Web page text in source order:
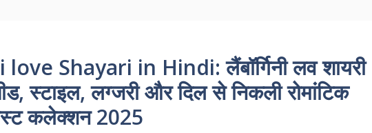
Shayari in Hindi: लैंबॉर्गिनी लव शायरी
स्टाइल, लग्जरी और दिल से निकली रोमांटिक
बेस्ट कलेक्शन 2025